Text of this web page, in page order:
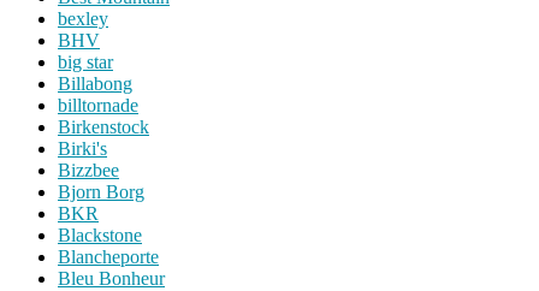
bexley
BHV
big star
Billabong
billtornade
Birkenstock
Birki's
Bizzbee
Bjorn Borg
BKR
Blackstone
Blancheporte
Bleu Bonheur